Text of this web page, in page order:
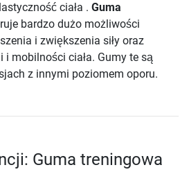
ciała . Guma
bardzo dużo możliwości
i zwiększenia siły oraz
mobilności ciała. Gumy te są
z innymi poziomem oporu.
Guma treningowa